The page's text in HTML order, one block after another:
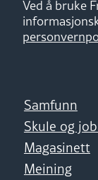
Ved å bruke
Samfunn
Skule og
Magasinett
Meining